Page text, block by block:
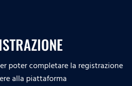
poter completare la registrazione
alla piattaforma